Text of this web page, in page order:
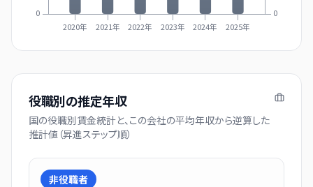
0 0
2020年 2021年 2022年 2023年 2024年 2025年
役職別の推定年収
国の役職別賃金統計と、この会社の平均年収から逆算した
推計値（昇進ステップ順）
非役職者